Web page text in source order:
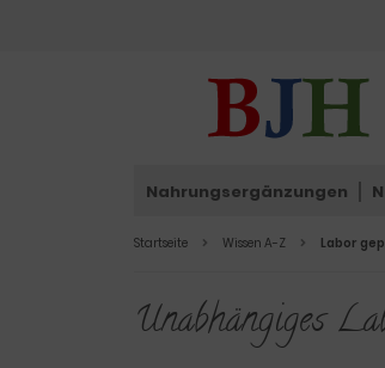
Nahrungsergänzungen
Startseite Wissen A-Z Labor
Unabhängiges